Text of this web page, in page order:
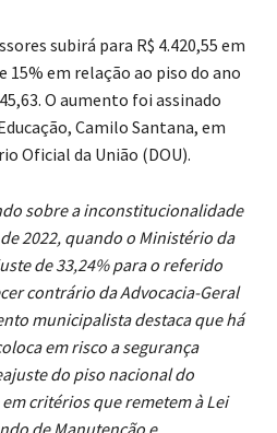
subirá para R$ 4.420,55 em
15% em relação ao piso do ano
O aumento foi assinado
Camilo Santana, em
Oficial da União (DOU).
sobre a inconstitucionalidade
2022, quando o Ministério da
de 33,24% para o referido
contrário da Advocacia-Geral
municipalista destaca que há
em risco a segurança
do piso nacional do
critérios que remetem à Lei
de Manutenção e